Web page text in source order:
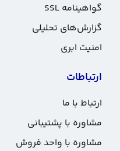
گواهینامه SSL
گزارش‌های تحلیلی
امنیت ابری
ارتباطات
ارتباط با ما
مشاوره با پشتیبانی
مشاوره با واحد فروش